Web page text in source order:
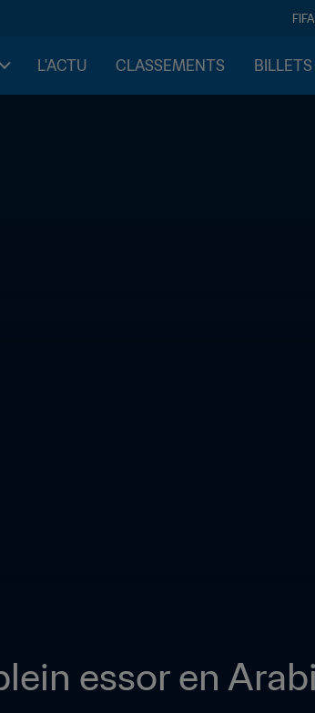
L'ACTU CLASSEMENTS
essor en